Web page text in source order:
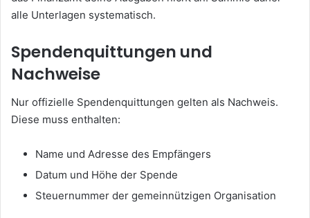
alle Unterlagen systematisch.
Spendenquittungen und
Nachweise
Nur offizielle Spendenquittungen gelten als Nachweis.
Diese muss enthalten:
Name und Adresse des Empfängers
Datum und Höhe der Spende
Steuernummer der gemeinnützigen Organisation